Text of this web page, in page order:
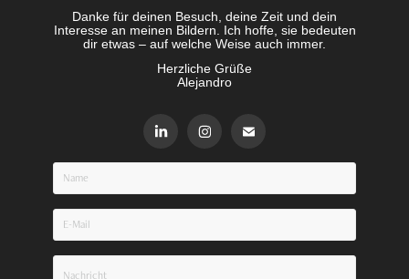
Danke für deinen Besuch, deine Zeit und dein
Interesse an meinen Bildern. Ich hoffe, sie bedeuten
dir etwas – auf welche Weise auch immer.
Herzliche Grüße
Alejandro